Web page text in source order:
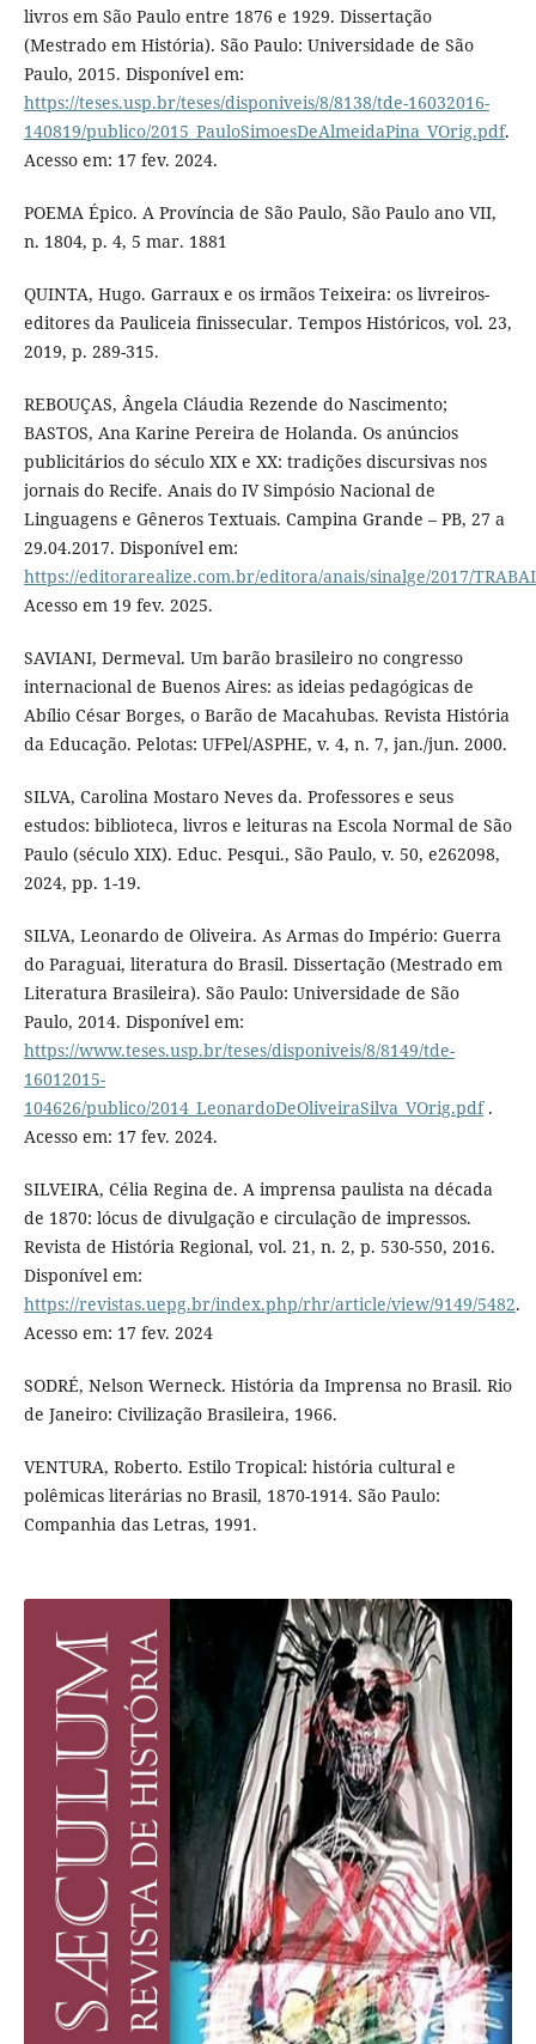
livros em São Paulo entre 1876 e 1929. Dissertação
(Mestrado em História). São Paulo: Universidade de São
Paulo, 2015. Disponível em:
https://teses.usp.br/teses/disponiveis/8/8138/tde-16032016-
140819/publico/2015_PauloSimoesDeAlmeidaPina_VOrig.pdf.
Acesso em: 17 fev. 2024.
POEMA Épico. A Província de São Paulo, São Paulo ano VII,
n. 1804, p. 4, 5 mar. 1881
QUINTA, Hugo. Garraux e os irmãos Teixeira: os livreiros-
editores da Pauliceia finissecular. Tempos Históricos, vol. 23,
2019, p. 289-315.
REBOUÇAS, Ângela Cláudia Rezende do Nascimento;
BASTOS, Ana Karine Pereira de Holanda. Os anúncios
publicitários do século XIX e XX: tradições discursivas nos
jornais do Recife. Anais do IV Simpósio Nacional de
Linguagens e Gêneros Textuais. Campina Grande – PB, 27 a
29.04.2017. Disponível em:
https://editorarealize.com.br/editora/anais/sinalge/2017/
Acesso em 19 fev. 2025.
SAVIANI, Dermeval. Um barão brasileiro no congresso
internacional de Buenos Aires: as ideias pedagógicas de
Abílio César Borges, o Barão de Macahubas. Revista História
da Educação. Pelotas: UFPel/ASPHE, v. 4, n. 7, jan./jun. 2000.
SILVA, Carolina Mostaro Neves da. Professores e seus
estudos: biblioteca, livros e leituras na Escola Normal de São
Paulo (século XIX). Educ. Pesqui., São Paulo, v. 50, e262098,
2024, pp. 1-19.
SILVA, Leonardo de Oliveira. As Armas do Império: Guerra
do Paraguai, literatura do Brasil. Dissertação (Mestrado em
Literatura Brasileira). São Paulo: Universidade de São
Paulo, 2014. Disponível em:
https://www.teses.usp.br/teses/disponiveis/8/8149/tde-
16012015-
104626/publico/2014_LeonardoDeOliveiraSilva_VOrig.pdf.
Acesso em: 17 fev. 2024.
SILVEIRA, Célia Regina de. A imprensa paulista na década
de 1870: lócus de divulgação e circulação de impressos.
Revista de História Regional, vol. 21, n. 2, p. 530-550, 2016.
Disponível em:
https://revistas.uepg.br/index.php/rhr/article/view/9149/5482.
Acesso em: 17 fev. 2024
SODRÉ, Nelson Werneck. História da Imprensa no Brasil. Rio
de Janeiro: Civilização Brasileira, 1966.
VENTURA, Roberto. Estilo Tropical: história cultural e
polêmicas literárias no Brasil, 1870-1914. São Paulo:
Companhia das Letras, 1991.